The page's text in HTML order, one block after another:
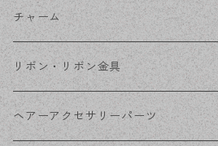
フレーム
コネクター
その他
丸カン
ピン類
花座・ビーズキャップ
チャーム
金属
アクリル・プラ
リボン・リボン金具
リボン
ヘアーアクセサリーパーツ